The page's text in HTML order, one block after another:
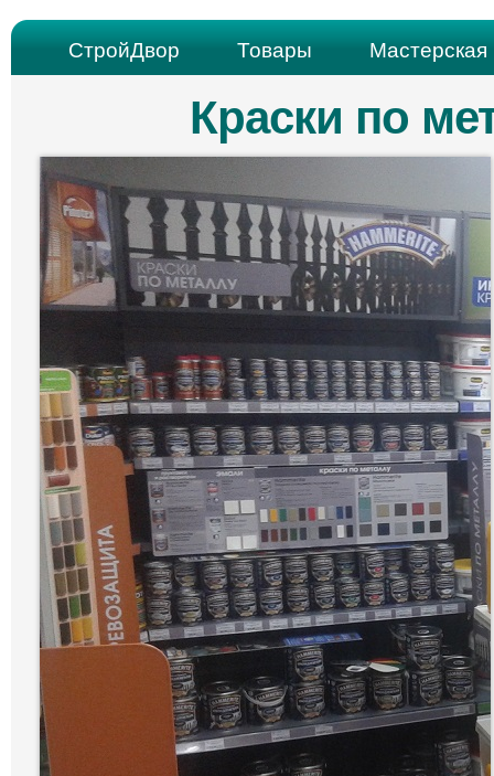
СтройДвор Товары Мастерская
Краски по